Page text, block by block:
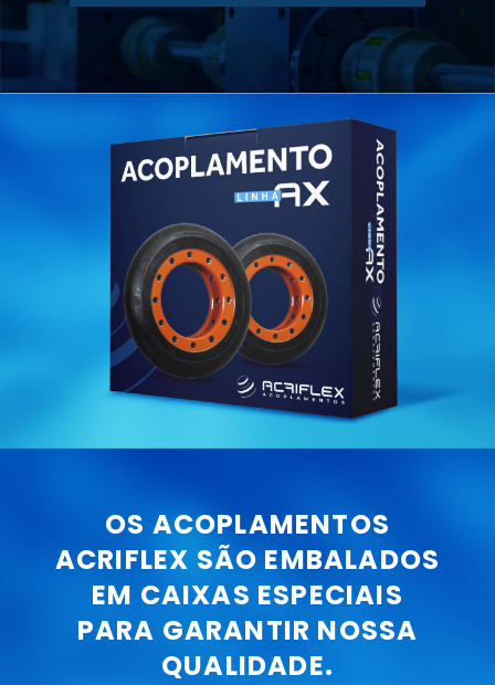
OS ACOPLAMENTOS
ACRIFLEX SÃO EMBALADOS
EM CAIXAS ESPECIAIS
PARA GARANTIR NOSSA
QUALIDADE.